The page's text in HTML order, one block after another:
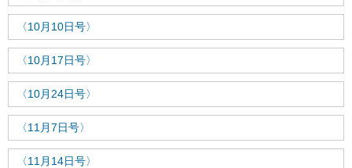
〈10月10日号〉
〈10月17日号〉
〈10月24日号〉
〈11月7日号〉
〈11月14日号〉